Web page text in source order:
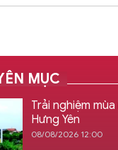
MỤC
Trải nghiệm
Hưng Yên
08/08/2026 12:00